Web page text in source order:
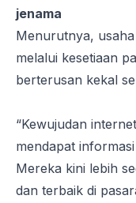
jenama
Menurutnya,
melalui kesetiaan
berterusan kekal
“Kewujudan
mendapat
Mereka kini lebih
dan terbaik di